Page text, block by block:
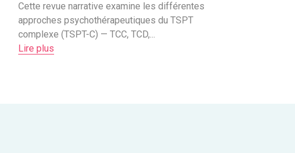
Cette revue narrative examine les différentes
approches psychothérapeutiques du TSPT
complexe (TSPT-C) — TCC, TCD,...
Lire plus